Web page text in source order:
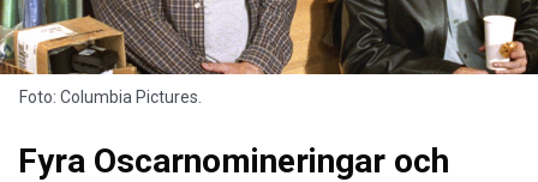
Foto: Columbia Pictures.
Fyra Oscarnomineringar och